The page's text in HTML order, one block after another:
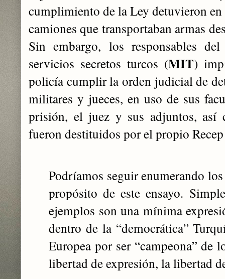
cumplimiento de la Ley detuvieron
camiones que transportaban armas
Sin embargo, los responsables
servicios secretos turcos (MIT)
policía cumplir la orden judicial de
militares y jueces, en uso de sus
prisión, el juez y sus adjuntos, así
fueron destituidos por el propio
Podríamos seguir enumerando
propósito de este ensayo.
ejemplos son una mínima
dentro de la “democrática”
Europea por ser “campeona” de
libertad de expresión, la libertad